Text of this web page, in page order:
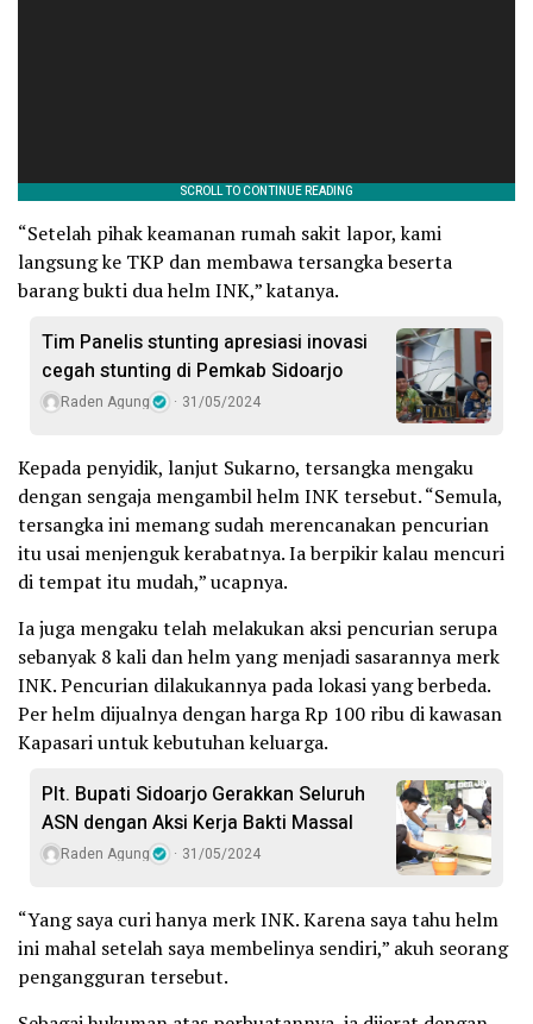
“Setelah pihak keamanan rumah sakit lapor, kami
langsung ke TKP dan membawa tersangka beserta
barang bukti dua helm INK,” katanya.
Tim Panelis stunting apresiasi inovasi
cegah stunting di Pemkab Sidoarjo
Raden Agung 31/05/2024
Kepada penyidik, lanjut Sukarno, tersangka mengaku
dengan sengaja mengambil helm INK tersebut. “Semula,
tersangka ini memang sudah merencanakan pencurian
itu usai menjenguk kerabatnya. Ia berpikir kalau mencuri
di tempat itu mudah,” ucapnya.
Ia juga mengaku telah melakukan aksi pencurian serupa
sebanyak 8 kali dan helm yang menjadi sasarannya merk
INK. Pencurian dilakukannya pada lokasi yang berbeda.
Per helm dijualnya dengan harga Rp 100 ribu di kawasan
Kapasari untuk kebutuhan keluarga.
Plt. Bupati Sidoarjo Gerakkan Seluruh
ASN dengan Aksi Kerja Bakti Massal
Raden Agung 31/05/2024
“Yang saya curi hanya merk INK. Karena saya tahu helm
ini mahal setelah saya membelinya sendiri,” akuh seorang
pengangguran tersebut.